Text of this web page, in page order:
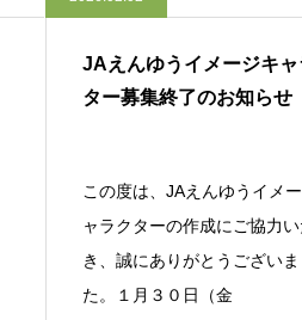
JAえんゆうイメージキャ
ター募集終了のお知らせ
この度は、JAえんゆうイメ
ャラクターの作成にご協力
き、誠にありがとうございま
た。１月３０日（金